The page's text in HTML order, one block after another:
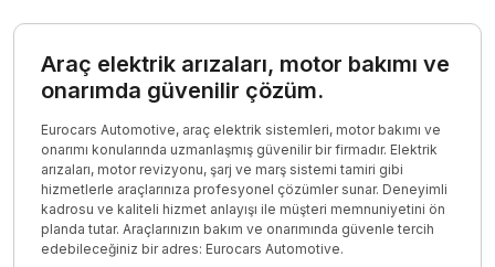
Araç elektrik arızaları, motor bakımı ve
onarımda güvenilir çözüm.
Eurocars Automotive, araç elektrik sistemleri, motor bakımı ve
onarımı konularında uzmanlaşmış güvenilir bir firmadır. Elektrik
arızaları, motor revizyonu, şarj ve marş sistemi tamiri gibi
hizmetlerle araçlarınıza profesyonel çözümler sunar. Deneyimli
kadrosu ve kaliteli hizmet anlayışı ile müşteri memnuniyetini ön
planda tutar. Araçlarınızın bakım ve onarımında güvenle tercih
edebileceğiniz bir adres: Eurocars Automotive.